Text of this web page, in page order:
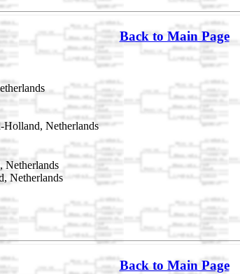
Back to Main Page
Netherlands
Netherlands
Netherlands
Back to Main Page